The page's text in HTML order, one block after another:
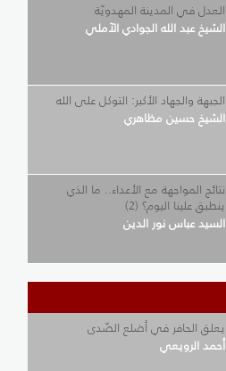
العدل في المدينة المهدويّة
الشيخ عبد الله الجوادي الآملي
الجبهة والجهاد الأكبر: التوكل على الله
الشيخ حسين مظاهري
نتائج المواجهة مع الأعداء.. ما الذي
ينطبق علينا اليوم؟ (2)
السيد عباس نور الدين
يعلق الحافر في أضلع الصّدى
أحمد الرويعي